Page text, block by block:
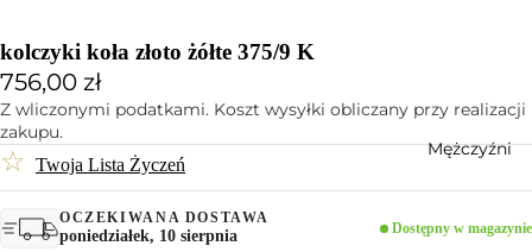
Mężczyźni
kolczyki koła złoto żółte 375/9 K
756,00 zł
Z wliczonymi podatkami. Koszt wysyłki obliczany przy realizacji
zakupu.
☆ Twoja Lista Życzeń
OCZEKIWANA DOSTAWA
poniedziałek, 10 sierpnia Dostępny w magazynie